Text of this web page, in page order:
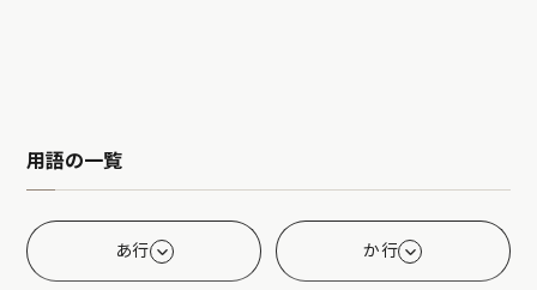
用語の一覧
あ行 か行